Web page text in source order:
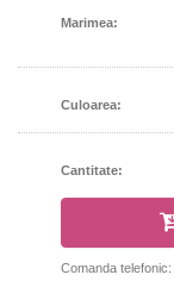
Marimea:
Culoarea:
Cantitate:
Comanda telefonic: